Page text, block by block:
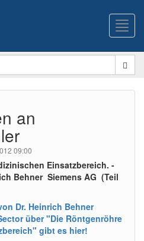
an
09:00
Einsatzbereich. -
Behner Siemens AG (Teil
Dr. Heinrich Behner
über "Die Röntgenröhre
gibt es hier!